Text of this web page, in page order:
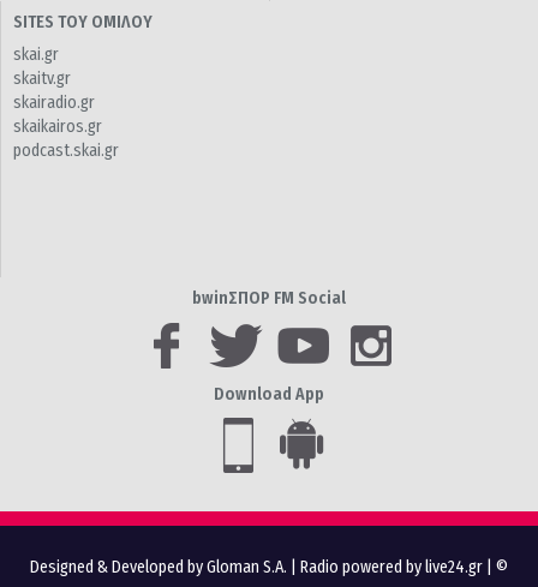
SITES ΤΟΥ ΟΜΙΛΟΥ
skai.gr
skaitv.gr
skairadio.gr
skaikairos.gr
podcast.skai.gr
bwinΣΠΟΡ FM Social
Download App
Designed & Developed by Gloman S.A. Radio powered by live24.gr | ©